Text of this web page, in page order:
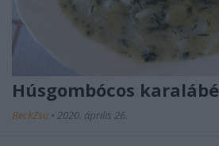
Húsgombócos karalábé
BeckZsu • 2020. április 26.